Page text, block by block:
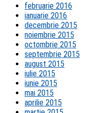
februarie 2016
ianuarie 2016
decembrie 2015
noiembrie 2015
octombrie 2015
septembrie 2015
august 2015
iulie 2015
iunie 2015
mai 2015
aprilie 2015